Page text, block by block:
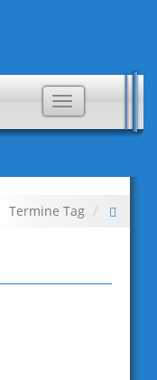
Toggle
navigation
Termine Tag